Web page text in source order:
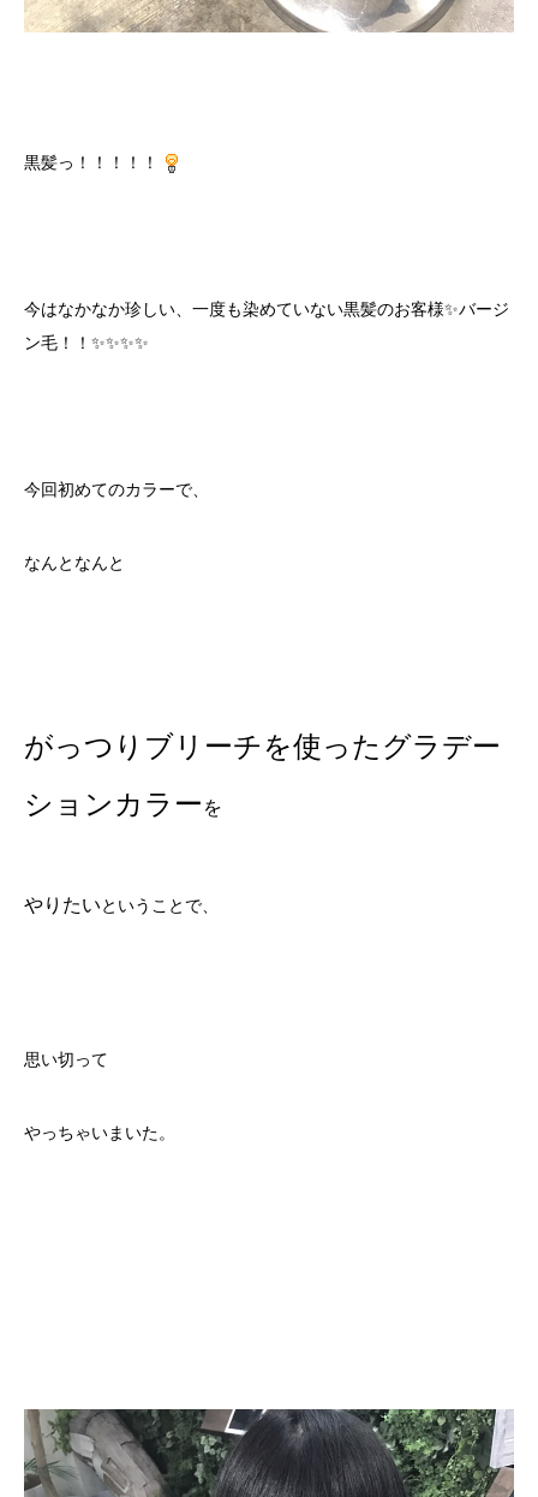
黒髪っ！！！！！
今はなかなか珍しい、一度も染めていない黒髪のお客様✨バージ
ン毛！！✨✨✨✨
今回初めてのカラーで、
なんとなんと
がっつりブリーチを使ったグラデー
ションカラーを
やりたいということで、
思い切って
やっちゃいまいた。